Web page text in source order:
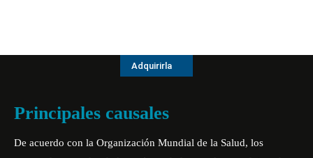
Adquirirla
Principales causales
De acuerdo con la Organización Mundial de la Salud, los